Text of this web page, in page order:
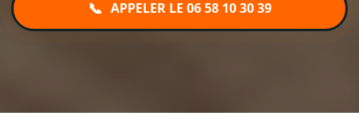
📞 APPELER LE 06 58 10 30 39